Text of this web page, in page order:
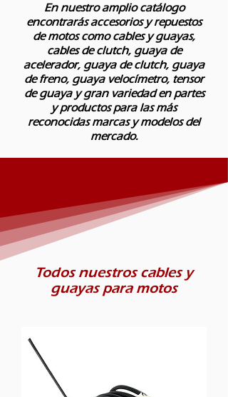
En nuestro amplio catálogo
encontrarás accesorios y repuestos
de motos como cables y guayas,
cables de clutch, guaya de
acelerador, guaya de clutch, guaya
de freno, guaya velocímetro, tensor
de guaya y gran variedad en partes
y productos para las más
reconocidas marcas y modelos del
mercado.
Todos nuestros cables y
guayas para motos